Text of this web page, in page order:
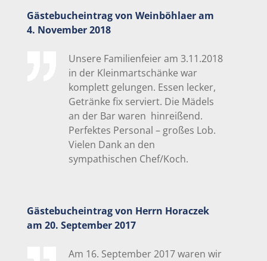
Gästebucheintrag von Weinböhlaer am
4. November 2018
Unsere Familienfeier am 3.11.2018
in der Kleinmartschänke war
komplett gelungen. Essen lecker,
Getränke fix serviert. Die Mädels
an der Bar waren hinreißend.
Perfektes Personal – großes Lob.
Vielen Dank an den
sympathischen Chef/Koch.
Gästebucheintrag von Herrn Horaczek
am 20. September 2017
Am 16. September 2017 waren wir